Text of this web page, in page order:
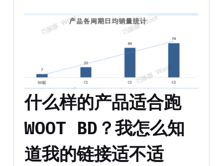
什么样的产品适合跑
WOOT BD？我怎么知
道我的链接适不适